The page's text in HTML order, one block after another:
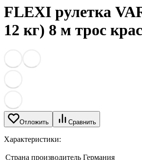
FLEXI рулетка
12 кг) 8 м трос
Отложить Сравнить
Характеристики:
Страна производитель Германия